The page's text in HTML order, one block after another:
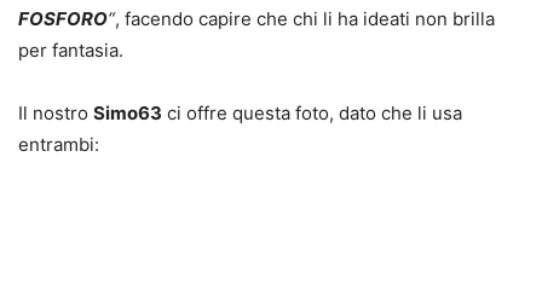
FOSFORO“, facendo capire che chi li ha ideati non brilla
per fantasia.
Il nostro Simo63 ci offre questa foto, dato che li usa
entrambi: